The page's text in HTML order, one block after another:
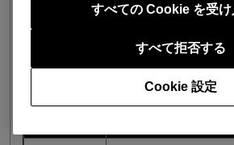
2023年1月23日の価格改定以降に新た
合に新価格が適用されます。
既にご契約済みのお客様は、これまで
置かれ、解約またはプラン変更されな
後もご利用いただけます。Cookie 設定
すべて拒否する
すべての Cookie を受け